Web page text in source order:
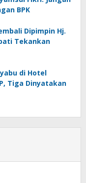
BPK
Dipimpin Hj.
Tekankan
di Hotel
Tiga Dinyatakan